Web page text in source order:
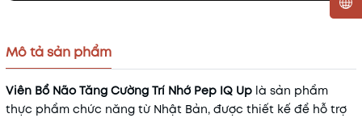
Điều kiện:
Mô tả sản phẩm
Viên Bổ Não Tăng Cường Trí Nhớ Pep IQ Up là sản phẩm
thực phẩm chức năng từ Nhật Bản, được thiết kế để hỗ trợ